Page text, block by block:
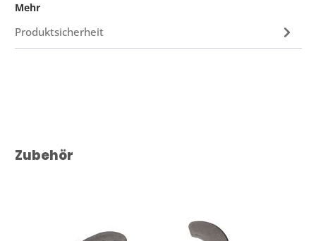
Mehr
Produktsicherheit
Produktgalerie überspringen
Zubehör